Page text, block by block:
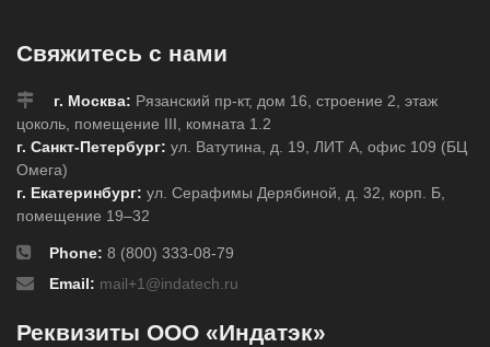
Свяжитесь с нами
г. Москва: Рязанский пр-кт, дом 16, строение 2, этаж
цоколь, помещение III, комната 1.2
г. Санкт-Петербург: ул. Ватутина, д. 19, ЛИТ А, офис 109 (БЦ
Омега)
г. Екатеринбург: ул. Серафимы Дерябиной, д. 32, корп. Б,
помещение 19–32
Phone: 8 (800) 333-08-79
Email: mail+1@indatech.ru
Реквизиты ООО «Индатэк»